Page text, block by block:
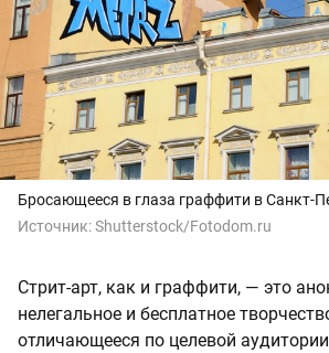
Бросающееся в глаза граффити в Санкт-
Источник:Shutterstock/Fotodom.ru
Стрит-арт, как и граффити, — это
нелегальное и бесплатное
отличающееся по целевой